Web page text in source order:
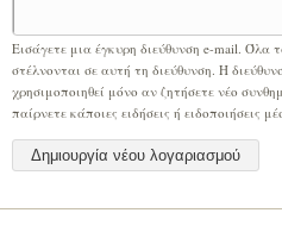
Εισάγετε μια έγκυρη διεύθυνση e-mail.
στέλνονται σε αυτή τη διεύθυνση. Η
χρησιμοποιηθεί μόνο αν ζητήσετε νέο
παίρνετε κάποιες ειδήσεις ή ειδοποιήσεις